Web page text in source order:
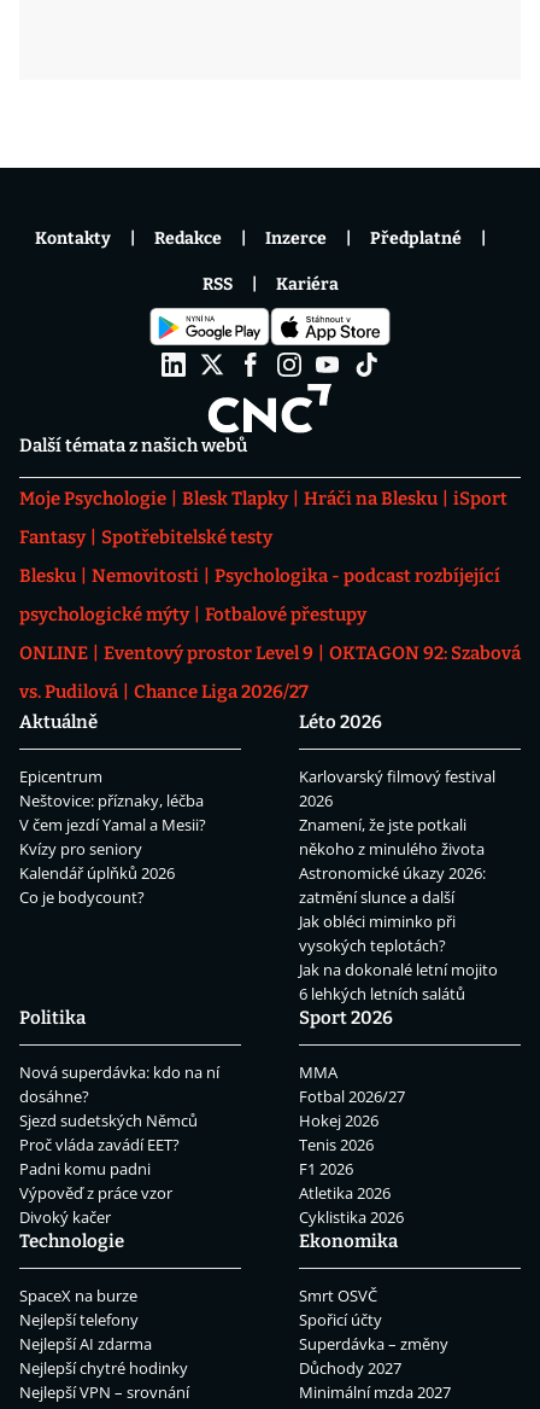
Další témata z našich webů
Moje Psychologie Blesk Tlapky Hráči na Blesku
iSport
Fantasy
Spotřebitelské testy
Blesku
Nemovitosti
Psychologika - podcast rozbíjející
psychologické mýty
Fotbalové přestupy
ONLINE
Eventový prostor Level 9
OKTAGON 92: Szabová
vs. Pudilová
Chance Liga 2026/27
Aktuálně
Epicentrum
Neštovice: příznaky, léčba
V čem jezdí Yamal a Mesii?
Kvízy pro seniory
Kalendář úplňků 2026
Co je bodycount?
Léto 2026
Karlovarský filmový festival
2026
Znamení, že jste potkali
někoho z minulého života
Astronomické úkazy 2026:
zatmění slunce a další
Jak obléci miminko při
vysokých teplotách?
Jak na dokonalé letní mojito
6 lehkých letních salátů
Politika
Nová superdávka: kdo na ní
dosáhne?
Sjezd sudetských Němců
Proč vláda zavádí EET?
Padni komu padni
Výpověď z práce vzor
Divoký kačer
Sport 2026
MMA
Fotbal 2026/27
Hokej 2026
Tenis 2026
F1 2026
Atletika 2026
Cyklistika 2026
Technologie
SpaceX na burze
Nejlepší telefony
Nejlepší AI zdarma
Nejlepší chytré hodinky
Nejlepší VPN – srovnání
Ekonomika
Smrt OSVČ
Spořicí účty
Superdávka – změny
Důchody 2027
Minimální mzda 2027
Kontakty Redakce Inzerce Předplatné
RSS Kariéra